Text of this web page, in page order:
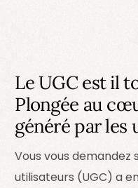
Le UGC est il
Plongée au
généré par les
Vous vous demandez
utilisateurs (UGC) a